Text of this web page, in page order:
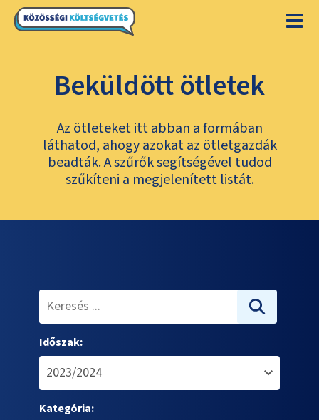
Beküldött ötletek
Az ötleteket itt abban a formában
láthatod, ahogy azokat az ötletgazdák
beadták. A szűrők segítségével tudod
szűkíteni a megjelenített listát.
Időszak:
Kategória: